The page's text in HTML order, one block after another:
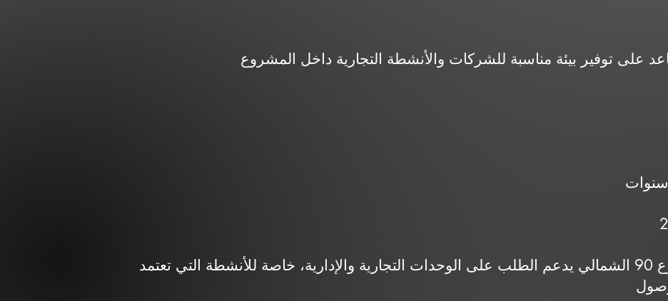
الموقع المباشر على شارع 90 الشمالي يدعم الطلب على الوحدات التجارية والإدارية، خاصة للأنشطة التي تعتمد